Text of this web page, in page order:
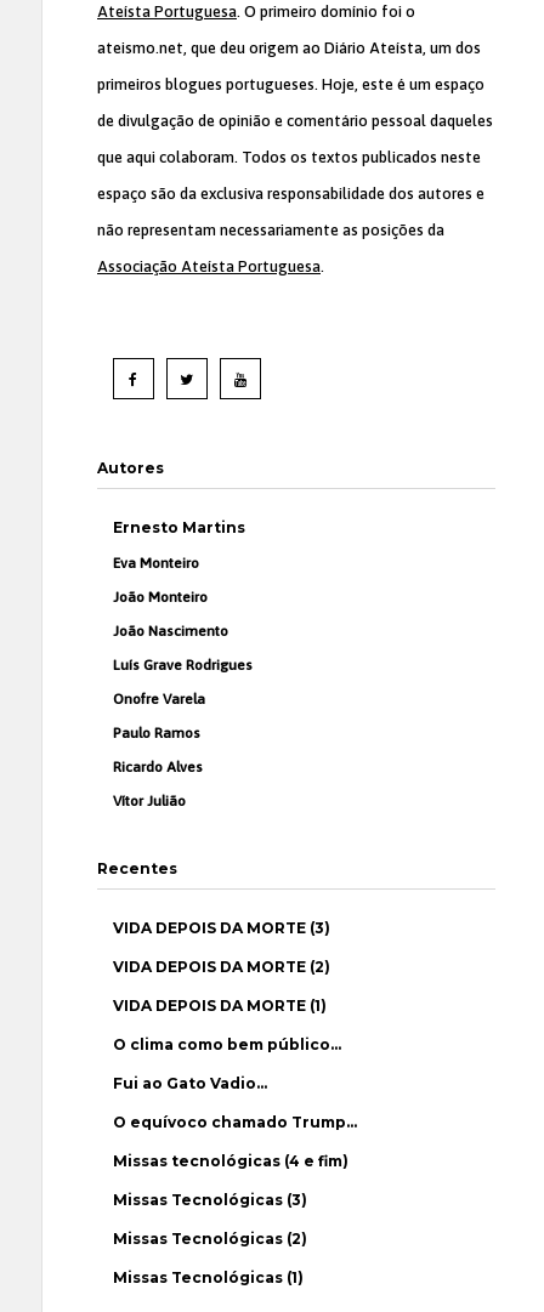
Ateísta Portuguesa. O primeiro domínio foi o
ateismo.net, que deu origem ao Diário Ateísta, um dos
primeiros blogues portugueses. Hoje, este é um espaço
de divulgação de opinião e comentário pessoal daqueles
que aqui colaboram. Todos os textos publicados neste
espaço são da exclusiva responsabilidade dos autores e
não representam necessariamente as posições da
Associação Ateísta Portuguesa.
Autores
Ernesto Martins
Eva Monteiro
João Monteiro
João Nascimento
Luís Grave Rodrigues
Onofre Varela
Paulo Ramos
Ricardo Alves
Vítor Julião
Recentes
VIDA DEPOIS DA MORTE (3)
VIDA DEPOIS DA MORTE (2)
VIDA DEPOIS DA MORTE (1)
O clima como bem público…
Fui ao Gato Vadio…
O equívoco chamado Trump…
Missas tecnológicas (4 e fim)
Missas Tecnológicas (3)
Missas Tecnológicas (2)
Missas Tecnológicas (1)